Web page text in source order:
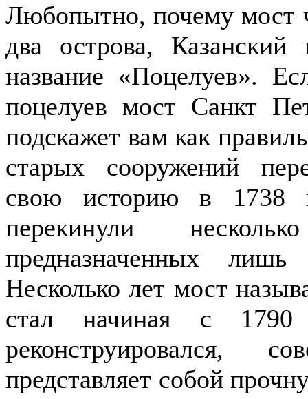
Любопытно, почему мост
два острова,
название «Поцелуев».
поцелуев мост Санкт
подскажет вам как
старых сооружений
свою историю в 1738
перекинули
предназначенных
Несколько лет мост
стал начиная с
реконструировался,
представляет собой